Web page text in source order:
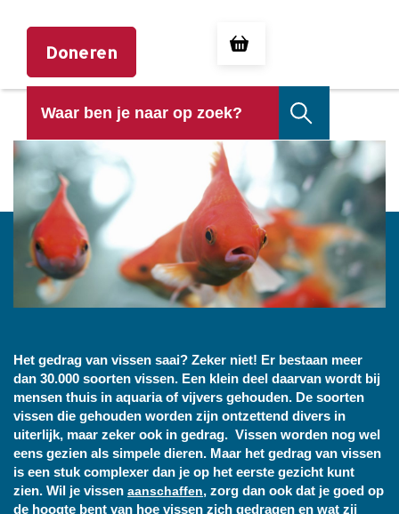
Doneren
HET GEDRAG VAN VISSEN
Het gedrag van vissen saai? Zeker niet! Er bestaan meer
dan 30.000 soorten vissen. Een klein deel daarvan wordt bij
mensen thuis in aquaria of vijvers gehouden. De soorten
vissen die gehouden worden zijn ontzettend divers in
uiterlijk, maar zeker ook in gedrag. Vissen worden nog wel
eens gezien als simpele dieren. Maar het gedrag van vissen
is een stuk complexer dan je op het eerste gezicht kunt
zien. Wil je vissen aanschaffen, zorg dan ook dat je goed op
de hoogte bent van hoe vissen zich gedragen en wat zij